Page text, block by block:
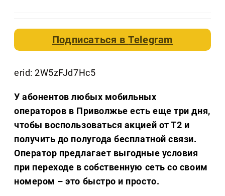
Подписаться вTelegram
erid: 2W5zFJd7Hc5
У абонентов любых мобильных
операторов в Приволжье есть еще три дня,
чтобы воспользоваться акцией от Т2 и
получить до полугода бесплатной связи.
Оператор предлагает выгодные условия
при переходе в собственную сеть со своим
номером – это быстро и просто.